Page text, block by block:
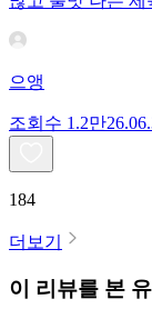
으앵
조회수 1.2만
184
더보기
이 리뷰를 본